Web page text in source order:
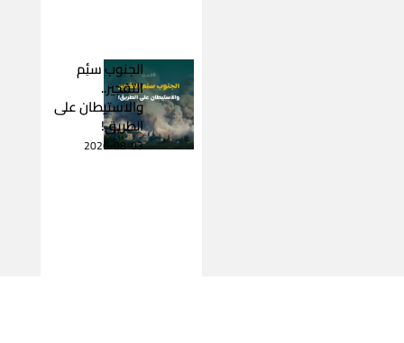
الجنوب سئِم
التفجير..
والاستيطان على
الطريق!
2026-08-03